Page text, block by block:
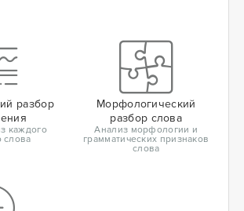
разбор
каждого
слова
Морфологический
разбор слова
Анализ морфологии и
грамматических признаков
слова